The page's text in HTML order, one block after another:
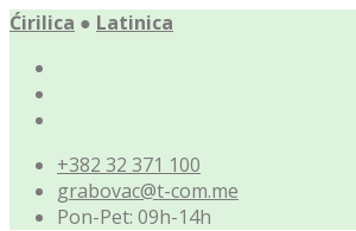
Ćirilica ● Latinica
+382 32 371 100
grabovac@t-com.me
Pon-Pet: 09h-14h